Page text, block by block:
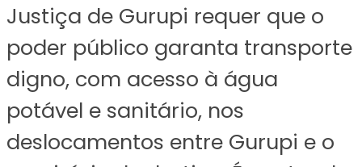
Justiça de Gurupi requer que o
poder público garanta transporte
digno, com acesso à água
potável e sanitário, nos
deslocamentos entre Gurupi e o